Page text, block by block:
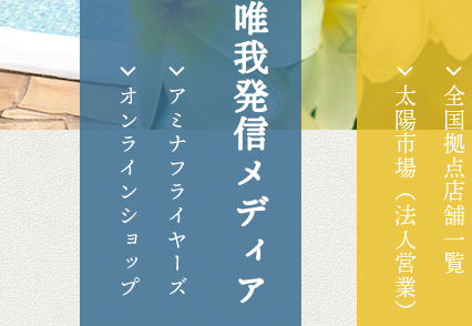
唯我発信メディア
アミナフライヤーズ
オンラインショップ 全国拠点店舗一覧
太陽市場（法人営業）